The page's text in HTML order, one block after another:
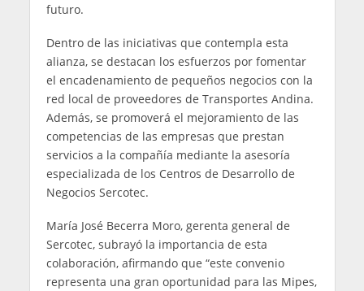
futuro.
Dentro de las iniciativas que contempla esta
alianza, se destacan los esfuerzos por fomentar
el encadenamiento de pequeños negocios con la
red local de proveedores de Transportes Andina.
Además, se promoverá el mejoramiento de las
competencias de las empresas que prestan
servicios a la compañía mediante la asesoría
especializada de los Centros de Desarrollo de
Negocios Sercotec.
María José Becerra Moro, gerenta general de
Sercotec, subrayó la importancia de esta
colaboración, afirmando que “este convenio
representa una gran oportunidad para las Mipes,